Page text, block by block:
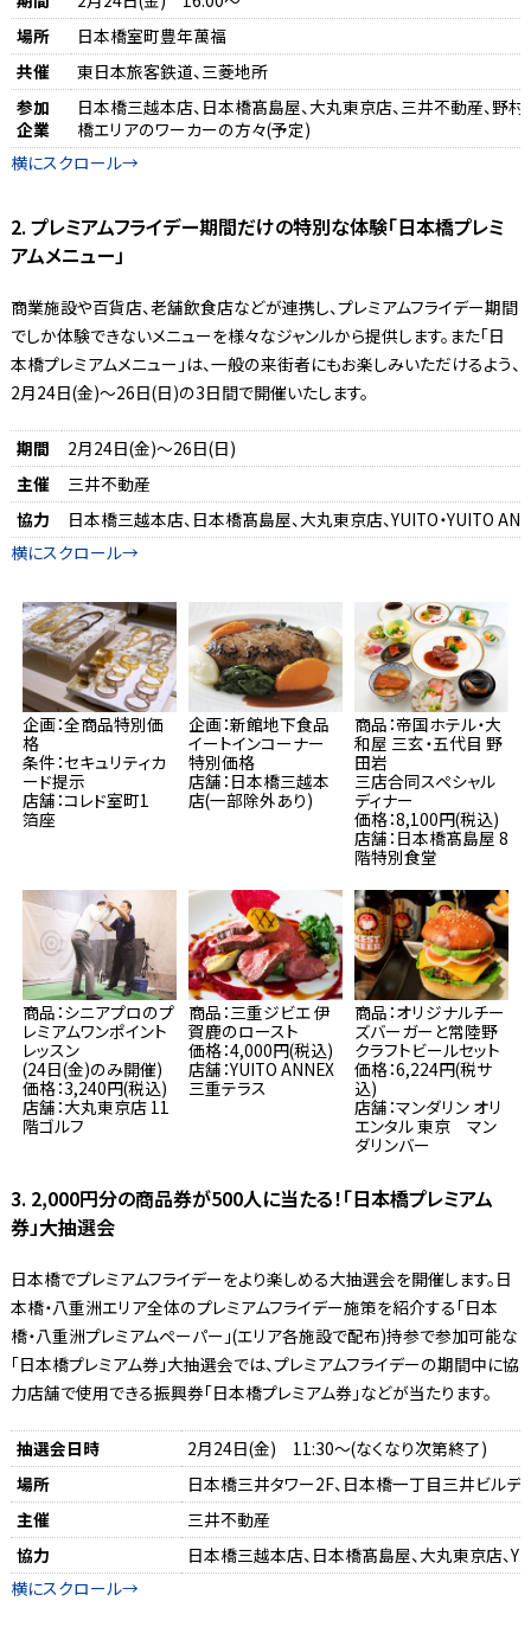
場所
日本橋室町豊年萬福
共催
東日本旅客鉄道、三菱地所
参加
企業
日本橋三越本店、日本橋髙島屋、大丸東京店、三井不動産、野
橋エリアのワーカーの方々(予定)
2. プレミアムフライデー期間だけの特別な体験「日本橋プレミ
アムメニュー」
商業施設や百貨店、老舗飲食店などが連携し、プレミアムフライデー期間
でしか体験できないメニューを様々なジャンルから提供します。また「日
本橋プレミアムメニュー」は、一般の来街者にもお楽しみいただけるよう、
2月24日(金)〜26日(日)の3日間で開催いたします。
期間
2月24日(金)～26日(日)
主催
三井不動産
協力
日本橋三越本店、日本橋髙島屋、大丸東京店、YUITO・YUITO
企画：全商品特別価
格
条件：セキュリティカ
ード提示
店舗：コレド室町1
箔座
企画：新館地下食品
イートインコーナー
特別価格
店舗：日本橋三越本
店(一部除外あり)
商品：帝国ホテル・大
和屋 三玄・五代目 野
田岩
三店合同スペシャル
ディナー
価格：8,100円(税込)
店舗：日本橋髙島屋 8
階特別食堂
商品：シニアプロのプ
レミアムワンポイント
レッスン
(24日(金)のみ開催)
価格：3,240円(税込)
店舗：大丸東京店 11
階ゴルフ
商品：三重ジビエ 伊
賀鹿のロースト
価格：4,000円(税込)
店舗：YUITO ANNEX
三重テラス
商品：オリジナルチー
ズバーガーと常陸野
クラフトビールセット
価格：6,224円(税サ
込)
店舗：マンダリン オリ
エンタル 東京 マン
ダリンバー
3. 2,000円分の商品券が500人に当たる！「日本橋プレミアム
券」大抽選会
日本橋でプレミアムフライデーをより楽しめる大抽選会を開催します。日
本橋・八重洲エリア全体のプレミアムフライデー施策を紹介する「日本
橋・八重洲プレミアムペーパー」(エリア各施設で配布)持参で参加可能な
「日本橋プレミアム券」大抽選会では、プレミアムフライデーの期間中に協
力店舗で使用できる振興券「日本橋プレミアム券」などが当たります。
抽選会日時
2月24日(金) 11:30～(なくなり次第終了)
場所
日本橋三井タワー2F、日本橋一丁目三井ビルデ
主催
三井不動産
協力
日本橋三越本店、日本橋髙島屋、大丸東京店、